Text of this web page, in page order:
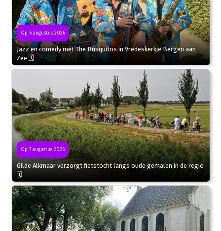
Op 6 augustus 2026
Jazz en comedy met The Busquitos in Vredeskerkje Bergen aan
Zee 🗓
Op 7 augustus 2026
Gilde Alkmaar verzorgt fietstocht langs oude gemalen in de regio
🗓